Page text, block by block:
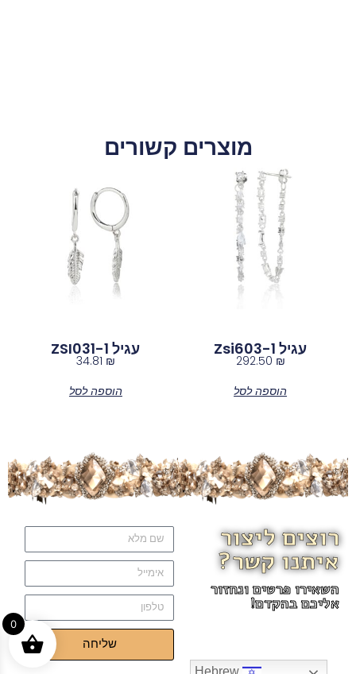
מוצרים קשורים
עגיל Zsi603-1
292.50 ₪
הוספה לסל
עגיל ZSI031-1
34.81 ₪
הוספה לסל
רוצים ליצור
איתנו קשר?
השאירו פרטים ונחזור
אליכם בהקדם!
שליחה
0